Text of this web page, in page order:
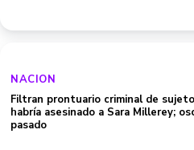
NACION
Filtran prontuario criminal de
habría asesinado a Sara Millerey;
pasado